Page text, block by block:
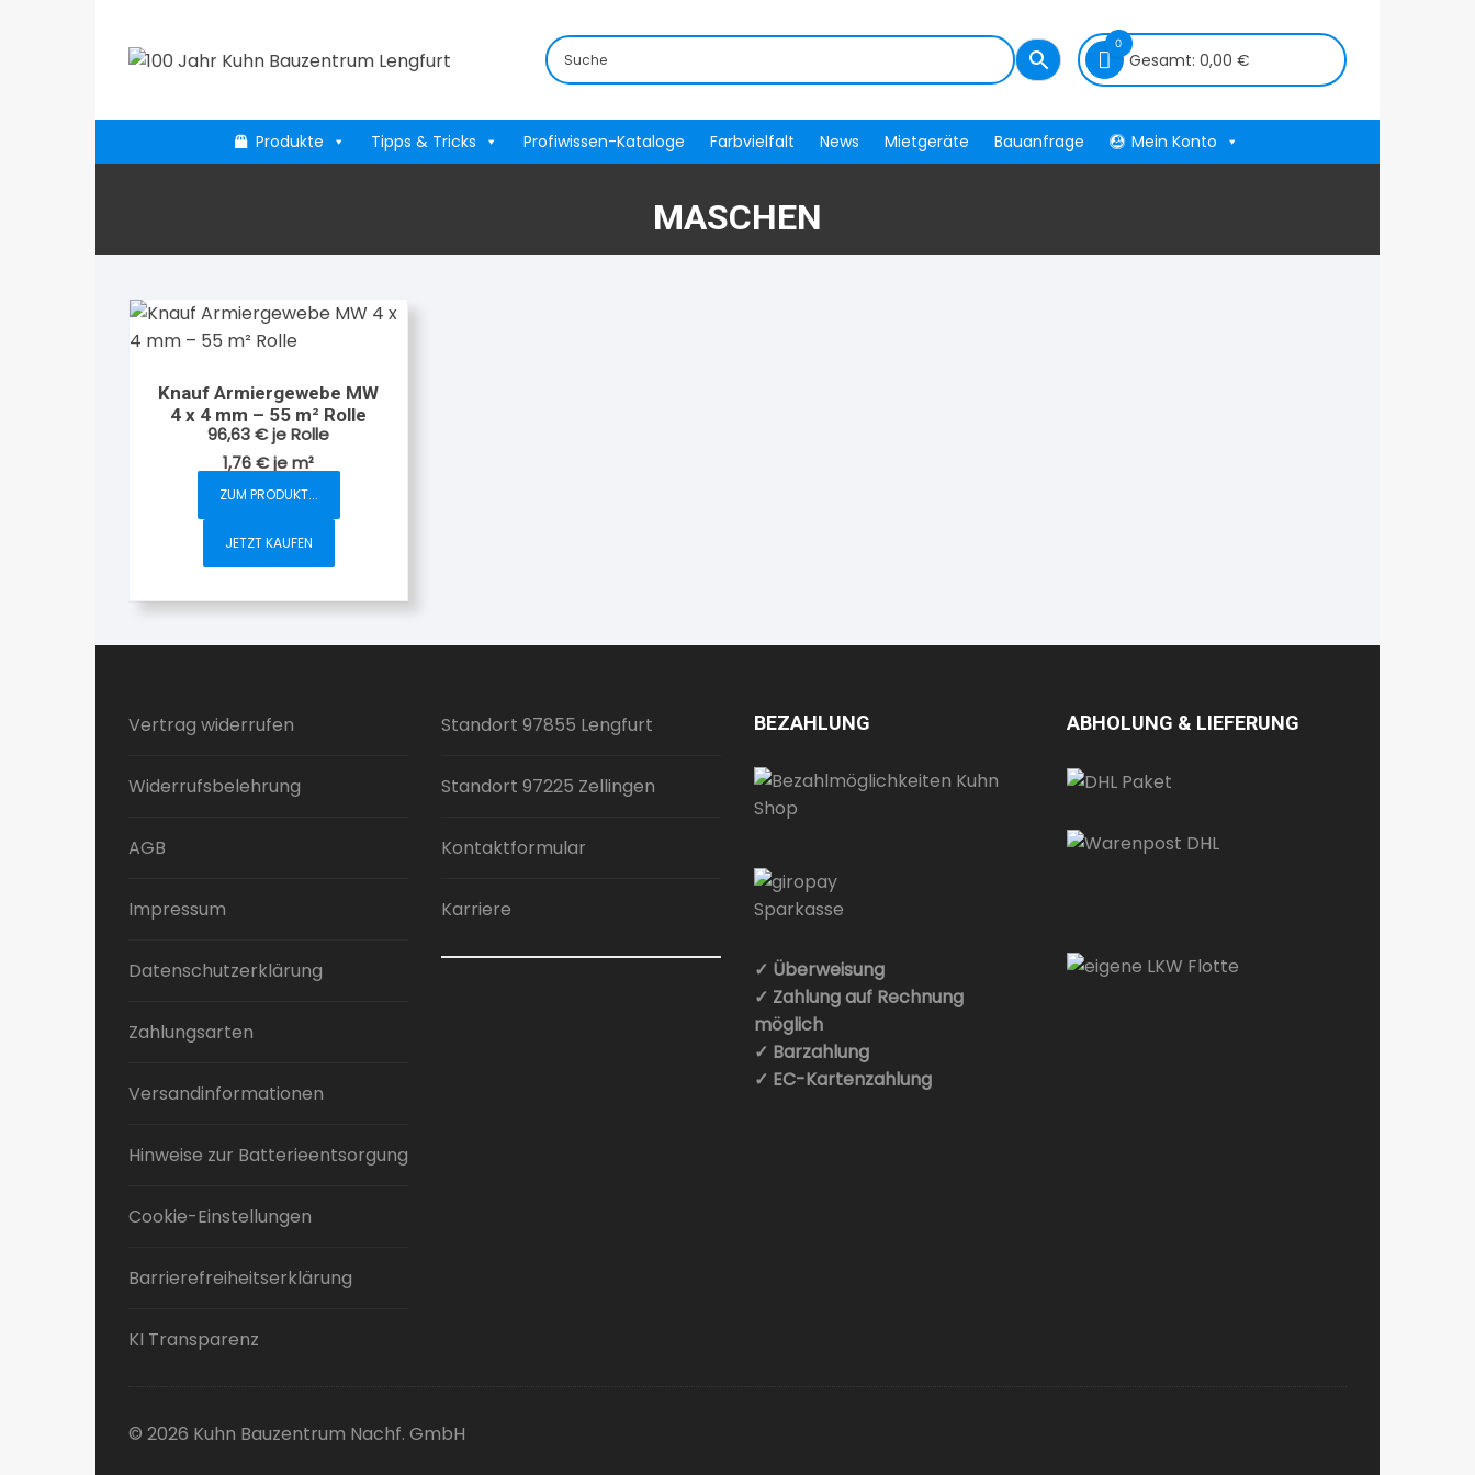
springen
0
Gesamt: 0,00 €
Produkte Tipps & Tricks Profiwissen-Kataloge Farbvielfalt News Mietgeräte Bauanfrage Mein Konto
MASCHEN
Knauf Armiergewebe MW
4 x 4 mm – 55 m² Rolle
96,63€je Rolle
1,76€jem²
ZUM PRODUKT...
JETZT KAUFEN
Vertrag widerrufen
Widerrufsbelehrung
AGB
Impressum
Datenschutzerklärung
Zahlungsarten
Versandinformationen
Hinweise zur Batterieentsorgung
Cookie-Einstellungen
Barrierefreiheitserklärung
KI Transparenz
Standort 97855 Lengfurt
Standort 97225 Zellingen
Kontaktformular
Karriere
BEZAHLUNG
✓ Überweisung
✓ Zahlung auf Rechnung
möglich
✓ Barzahlung
✓ EC-Kartenzahlung
ABHOLUNG & LIEFERUNG
© 2026 Kuhn Bauzentrum Nachf. GmbH